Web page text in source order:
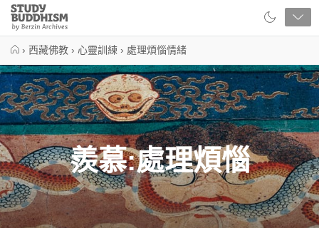
Close
Study
Buddhism
› 西藏佛教 › 心靈訓練 › 處理煩惱情緒
羨慕:處理煩惱